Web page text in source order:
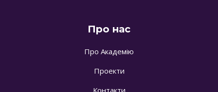
Про нас
Про Академію
Проекти